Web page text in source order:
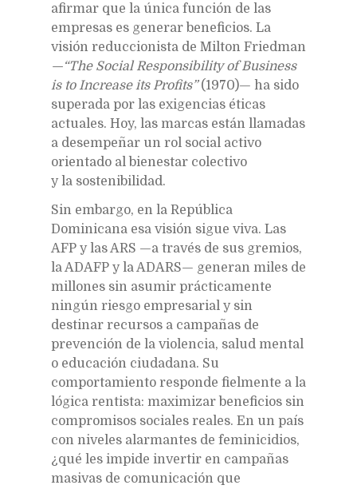
afirmar que la única función de las
empresas es generar beneficios. La
visión reduccionista de Milton Friedman
—“The Social Responsibility of Business
is to Increase its Profits”(1970)— ha sido
superada por las exigencias éticas
actuales. Hoy, las marcas están llamadas
a desempeñar un rol social activo
orientado al bienestar colectivo
y la sostenibilidad.
Sin embargo, en la República
Dominicana esa visión sigue viva. Las
AFP y las ARS —a través de sus gremios,
la ADAFP y la ADARS— generan miles de
millones sin asumir prácticamente
ningún riesgo empresarial y sin
destinar recursos a campañas de
prevención de la violencia, salud mental
o educación ciudadana. Su
comportamiento responde fielmente a la
lógica rentista: maximizar beneficios sin
compromisos sociales reales. En un país
con niveles alarmantes de feminicidios,
¿qué les impide invertir en campañas
masivas de comunicación que